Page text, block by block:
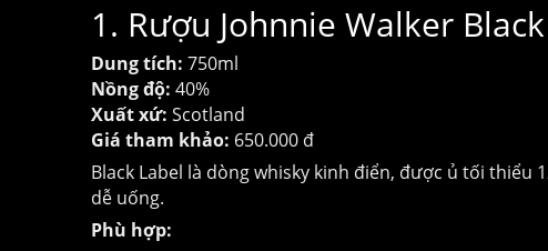
1. Rượu Johnnie Walker
Dung tích: 750ml
Nồng độ: 40%
Xuất xứ: Scotland
Giá tham khảo: 650.000 đ
Black Label là dòng whisky kinh điển, được ủ tối thiểu
dễ uống.
Phù hợp: